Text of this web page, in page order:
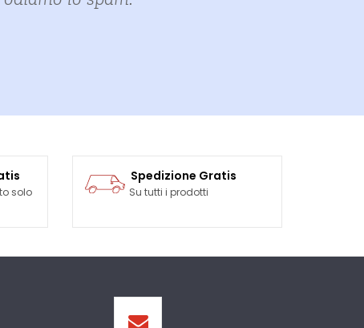
solo
Spedizione Gratis
Su tutti i prodotti